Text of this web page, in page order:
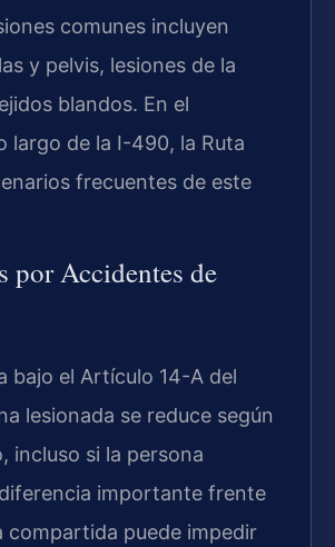
comunes incluyen
y pelvis, lesiones de la
blandos. En el
largo de la I-490, la Ruta
frecuentes de este
por Accidentes de
bajo el Artículo 14-A del
lesionada se reduce según
incluso si la persona
importante frente
compartida puede impedir